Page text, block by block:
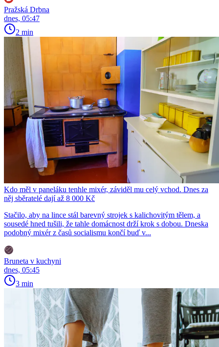
Pražská Drbna
dnes, 05:47
2 min
Kdo měl v paneláku tenhle mixér, záviděl mu celý vchod. Dnes za
něj sběratelé dají až 8 000 Kč
Stačilo, aby na lince stál barevný strojek s kalichovitým tělem, a
sousedé hned tušili, že tahle domácnost drží krok s dobou. Dneska
podobný mixér z časů socialismu končí buď v...
Bruneta v kuchyni
dnes, 05:45
3 min